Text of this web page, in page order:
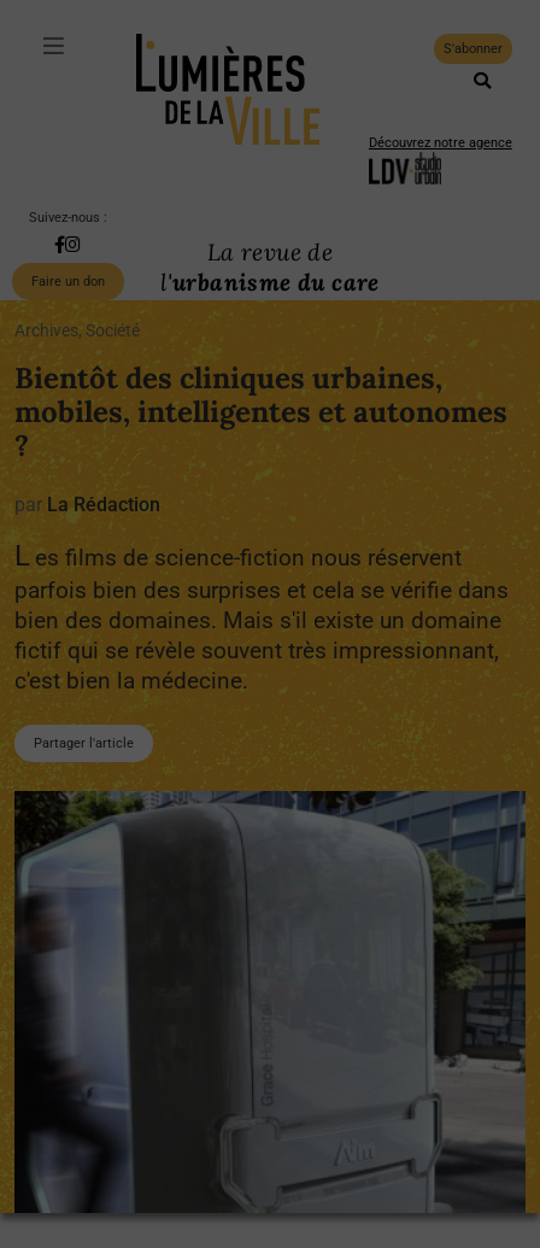
S'abonner
Découvrez notre agence
Suivez-nous :
Faire un don
La revue de
l'urbanisme du care
Archives, Société
Bientôt des cliniques urbaines,
mobiles, intelligentes et autonomes
?
par La Rédaction
L es films de science-fiction nous réservent
parfois bien des surprises et cela se vérifie dans
bien des domaines. Mais s'il existe un domaine
fictif qui se révèle souvent très impressionnant,
c'est bien la médecine.
Partager l'article